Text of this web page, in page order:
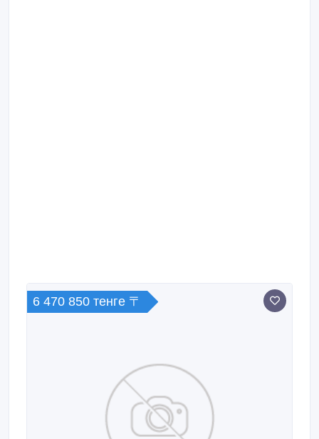
6 470 850 тенге 〒